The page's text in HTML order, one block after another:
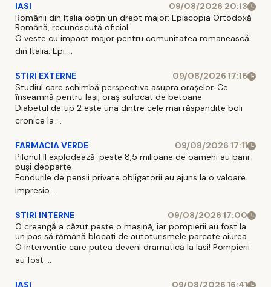
IASI
09/08/2026 20:13
Românii din Italia obțin un drept major: Episcopia Ortodoxă
Română, recunoscută oficial
O veste cu impact major pentru comunitatea romanească
din Italia: Epi ...
STIRI EXTERNE
09/08/2026 17:16
Studiul care schimbă perspectiva asupra orașelor. Ce
înseamnă pentru Iași, oraș sufocat de betoane
Diabetul de tip 2 este una dintre cele mai răspandite boli
cronice la ...
FARMACIA VERDE
09/08/2026 17:11
Pilonul II explodează: peste 8,5 milioane de oameni au bani
puși deoparte
Fondurile de pensii private obligatorii au ajuns la o valoare
impresio ...
STIRI INTERNE
09/08/2026 17:00
O creangă a căzut peste o mașină, iar pompierii au fost la
un pas să rămână blocați de autoturismele parcate aiurea
O interventie care putea deveni dramatică la Iasi! Pompierii
au fost ...
IASI
09/08/2026 16:41